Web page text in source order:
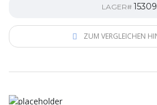
LAGER#
ZUM VERGLEICHEN